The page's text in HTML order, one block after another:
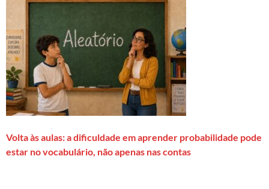
Volta às aulas: a dificuldade em aprender probabilidade pode
estar no vocabulário, não apenas nas contas